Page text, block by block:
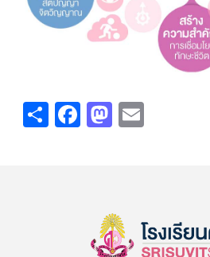
ShareFacebook
Mastodon